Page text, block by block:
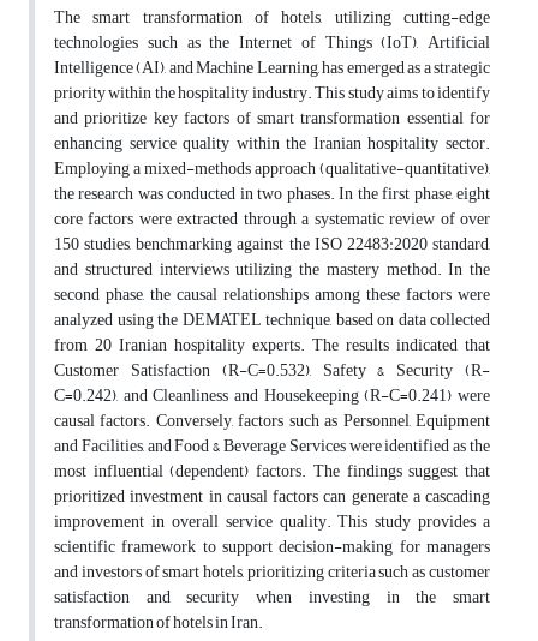
The smart transformation of hotels, utilizing cutting-edge
technologies such as the Internet of Things (IoT), Artificial
Intelligence (AI), and Machine Learning, has emerged as a strategic
priority within the hospitality industry. This study aims to identify
and prioritize key factors of smart transformation essential for
enhancing service quality within the Iranian hospitality sector.
Employing a mixed-methods approach (qualitative-quantitative),
the research was conducted in two phases. In the first phase, eight
core factors were extracted through a systematic review of over
150 studies, benchmarking against the ISO 22483:2020 standard,
and structured interviews utilizing the mastery method. In the
second phase, the causal relationships among these factors were
analyzed using the DEMATEL technique, based on data collected
from 20 Iranian hospitality experts. The results indicated that
Customer Satisfaction (R-C=0.532), Safety & Security (R-
C=0.242), and Cleanliness and Housekeeping (R-C=0.241) were
causal factors. Conversely, factors such as Personnel, Equipment
and Facilities, and Food & Beverage Services were identified as the
most influential (dependent) factors. The findings suggest that
prioritized investment in causal factors can generate a cascading
improvement in overall service quality. This study provides a
scientific framework to support decision-making for managers
and investors of smart hotels, prioritizing criteria such as customer
satisfaction and security when investing in the smart
transformation of hotels in Iran.